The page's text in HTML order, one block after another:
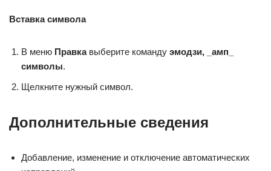
Вставка символа
В меню Правкавыберите команду эмодзи, _амп_
символы.
Щелкните нужный символ.
Дополнительные сведения
Добавление, изменение и отключение автоматических